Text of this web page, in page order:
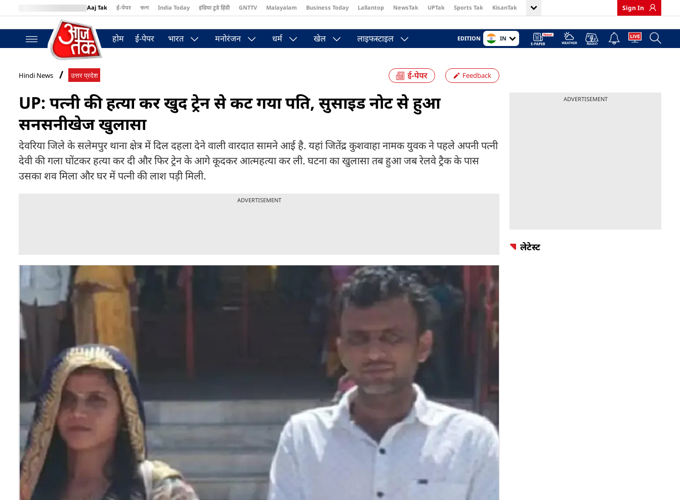
Aaj Tak ई-पेपर বাংলা India Today इंडिया टुडे हिंदी GNTTV Malayalam Business Today Lallantop NewsTak UPTak Sports Tak KisanTak
BT Bazaar
Sign In
होम ई-पेपर भारत मनोरंजन धर्म खेल लाइफस्टाइल EDITION IN
Hindi News उत्तर प्रदेश Feedback
UP: पत्नी की हत्या कर खुद ट्रेन से कट गया पति, सुसाइड नोट से हुआ
सनसनीखेज खुलासा
देवरिया जिले के सलेमपुर थाना क्षेत्र में दिल दहला देने वाली वारदात सामने आई है. यहां जितेंद्र कुशवाहा नामक युवक ने पहले अपनी पत्नी
देवी की गला घोंटकर हत्या कर दी और फिर ट्रेन के आगे कूदकर आत्महत्या कर ली. घटना का खुलासा तब हुआ जब रेलवे ट्रैक के पास
उसका शव मिला और घर में पत्नी की लाश पड़ी मिली.
ADVERTISEMENT
ADVERTISEMENT
लेटेस्ट